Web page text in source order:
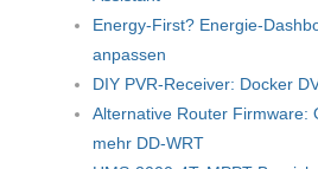
Energy-First? Energie-
anpassen
DIY PVR-Receiver: Docker
Alternative Router Firmware:
mehr DD-WRT